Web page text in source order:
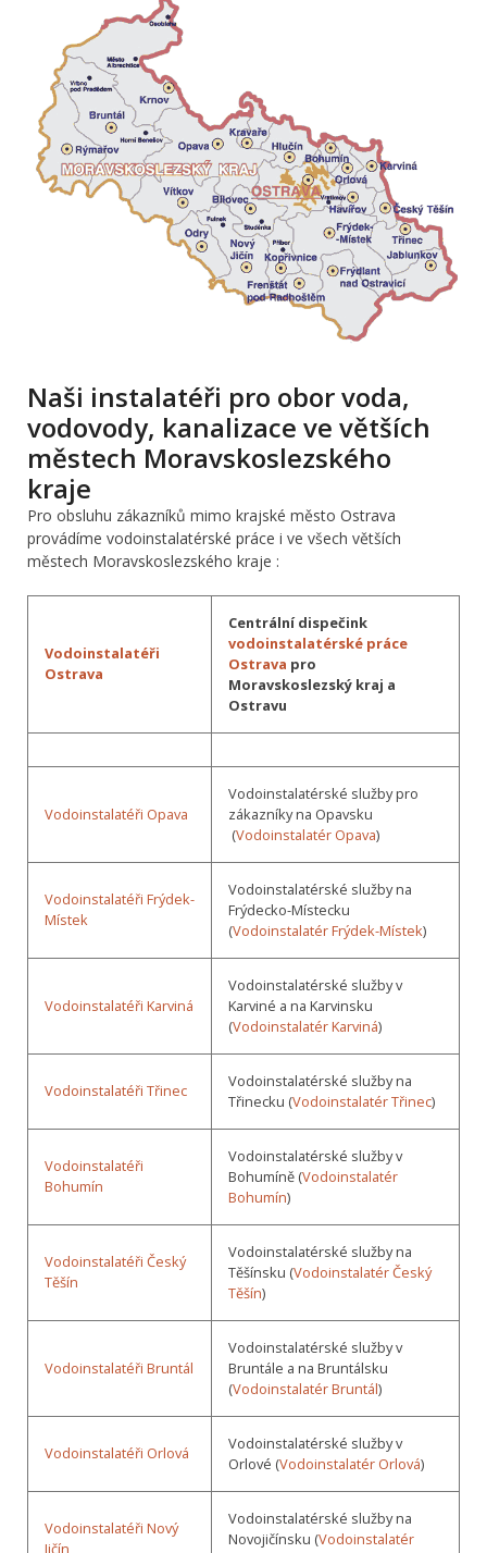
Naši instalatéři pro obor voda,
vodovody, kanalizace ve větších
městech Moravskoslezského
kraje
Pro obsluhu zákazníků mimo krajské město Ostrava
provádíme vodoinstalatérské práce i ve všech větších
městech Moravskoslezského kraje :
Vodoinstalatéři
Ostrava
Centrální dispečink
vodoinstalatérské práce
Ostrava pro
Moravskoslezský kraj a
Ostravu
Vodoinstalatéři Opava
Vodoinstalatérské služby pro
zákazníky na Opavsku
(Vodoinstalatér Opava)
Vodoinstalatéři Frýdek-
Místek
Vodoinstalatérské služby na
Frýdecko-Místecku
(Vodoinstalatér Frýdek-Místek)
Vodoinstalatéři Karviná
Vodoinstalatérské služby v
Karviné a na Karvinsku
(Vodoinstalatér Karviná)
Vodoinstalatéři Třinec
Vodoinstalatérské služby na
Třinecku (Vodoinstalatér Třinec)
Vodoinstalatéři
Bohumín
Vodoinstalatérské služby v
Bohumíně (Vodoinstalatér
Bohumín)
Vodoinstalatéři Český
Těšín
Vodoinstalatérské služby na
Těšínsku (Vodoinstalatér Český
Těšín)
Vodoinstalatéři Bruntál
Vodoinstalatérské služby v
Bruntále a na Bruntálsku
(Vodoinstalatér Bruntál)
Vodoinstalatéři Orlová
Vodoinstalatérské služby v
Orlové (Vodoinstalatér Orlová)
Vodoinstalatéři Nový
Jičín
Vodoinstalatérské služby na
Novojičínsku (Vodoinstalatér